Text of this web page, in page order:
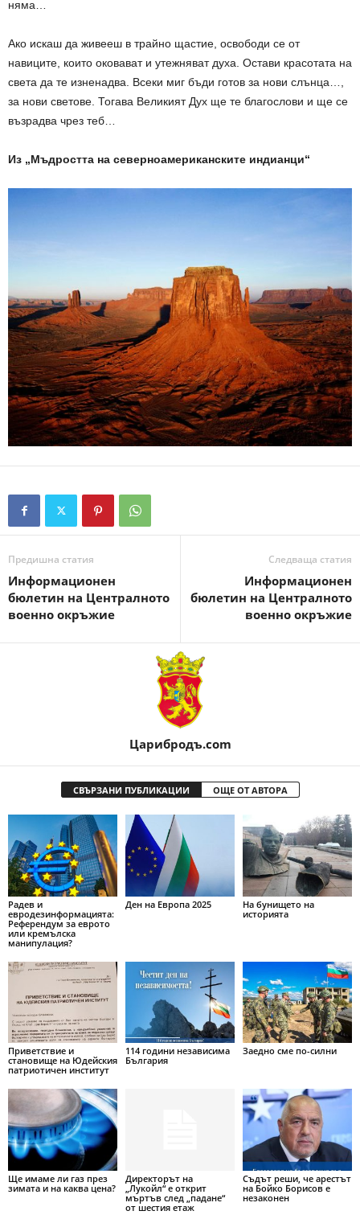
няма…
Ако искаш да живееш в трайно щастие, освободи се от
навиците, които оковават и утежняват духа. Остави красотата на
света да те изненадва. Всеки миг бъди готов за нови слънца…,
за нови светове. Тогава Великият Дух ще те благослови и ще се
възрадва чрез теб…
Из „Мъдростта на северноамериканските индианци“
Предишна статия
Информационен
бюлетин на Централното
военно окръжие
Следваща статия
Информационен
бюлетин на Централното
военно окръжие
Царибродъ.com
СВЪРЗАНИ ПУБЛИКАЦИИ ОЩЕ ОТ АВТОРА
Радев и
евродезинформацията:
Референдум за еврото
или кремълска
манипулация?
Ден на Европа 2025
На бунището на
историята
Приветствие и
становище на Юдейския
патриотичен институт
114 години независима
България
Заедно сме по-силни
Ще имаме ли газ през
зимата и на каква цена?
Директорът на
„Лукойл“ е открит
мъртъв след „падане“
от шестия етаж
Съдът реши, че арестът
на Бойко Борисов е
незаконен